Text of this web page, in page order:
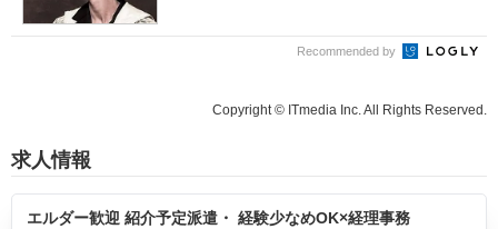
Recommended by
Copyright © ITmedia Inc. All Rights Reserved.
求人情報
エルダー歓迎 紹介予定派遣・ 経験少なめOK×経理事務